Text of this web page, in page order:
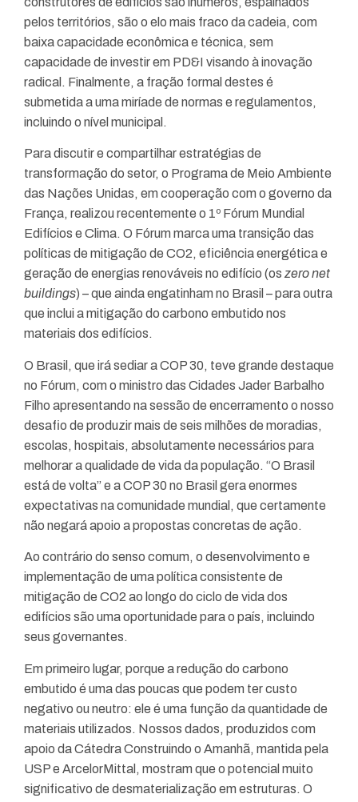
pelos territórios, são o elo mais fraco da cadeia, com
baixa capacidade econômica e técnica, sem
capacidade de investir em PD&I visando à inovação
radical. Finalmente, a fração formal destes é
submetida a uma miríade de normas e regulamentos,
incluindo o nível municipal.
Para discutir e compartilhar estratégias de
transformação do setor, o Programa de Meio Ambiente
das Nações Unidas, em cooperação com o governo da
França, realizou recentemente o 1º Fórum Mundial
Edifícios e Clima. O Fórum marca uma transição das
políticas de mitigação de CO2, eficiência energética e
geração de energias renováveis no edifício (os zero net
buildings) – que ainda engatinham no Brasil – para outra
que inclui a mitigação do carbono embutido nos
materiais dos edifícios.
O Brasil, que irá sediar a COP 30, teve grande destaque
no Fórum, com o ministro das Cidades Jader Barbalho
Filho apresentando na sessão de encerramento o nosso
desafio de produzir mais de seis milhões de moradias,
escolas, hospitais, absolutamente necessários para
melhorar a qualidade de vida da população. “O Brasil
está de volta” e a COP 30 no Brasil gera enormes
expectativas na comunidade mundial, que certamente
não negará apoio a propostas concretas de ação.
Ao contrário do senso comum, o desenvolvimento e
implementação de uma política consistente de
mitigação de CO2 ao longo do ciclo de vida dos
edifícios são uma oportunidade para o país, incluindo
seus governantes.
Em primeiro lugar, porque a redução do carbono
embutido é uma das poucas que podem ter custo
negativo ou neutro: ele é uma função da quantidade de
materiais utilizados. Nossos dados, produzidos com
apoio da Cátedra Construindo o Amanhã, mantida pela
USP e ArcelorMittal, mostram que o potencial muito
significativo de desmaterialização em estruturas. O